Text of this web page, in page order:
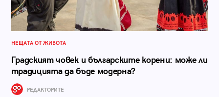
НЕЩАТА ОТ ЖИВОТА
Градският човек и българските корени: може ли
традицията да бъде модерна?
РЕДАКТОРИТЕ